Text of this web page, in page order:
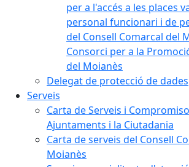
per a l'accés a les places
personal funcionari i de
del Consell Comarcal del
Consorci per a la
del Moianès
Delegat de protecció de dades
Serveis
Carta de Serveis i
Ajuntaments i la Ciutadania
Carta de serveis del Consell
Moianès